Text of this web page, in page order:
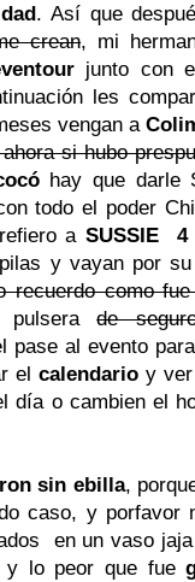
. Así que
crean, mi
junto
les
vengan a
si hubo
hay que darle
todo el poder
a SUSSIE
y vayan por
recuerdo como
pulserade
pase al evento
el calendarioy ver
día o cambien el
sin ebilla,
caso, y porfavor
en un vaso
y lo peor que fue